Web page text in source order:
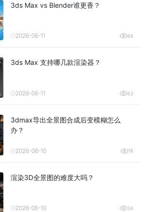
3ds Max vs Blender谁更香？
2026-06-11 64
3ds Max 支持哪几款渲染器？
2026-06-11 53
3dmax导出全景图合成后变模糊怎么
办？
2026-06-10 18
渲染3D全景图的难度大吗？
2026-06-10 34